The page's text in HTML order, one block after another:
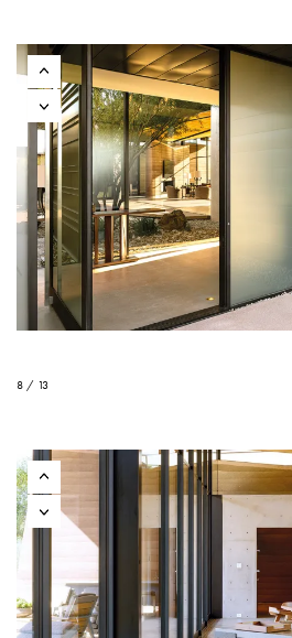
8 / 13